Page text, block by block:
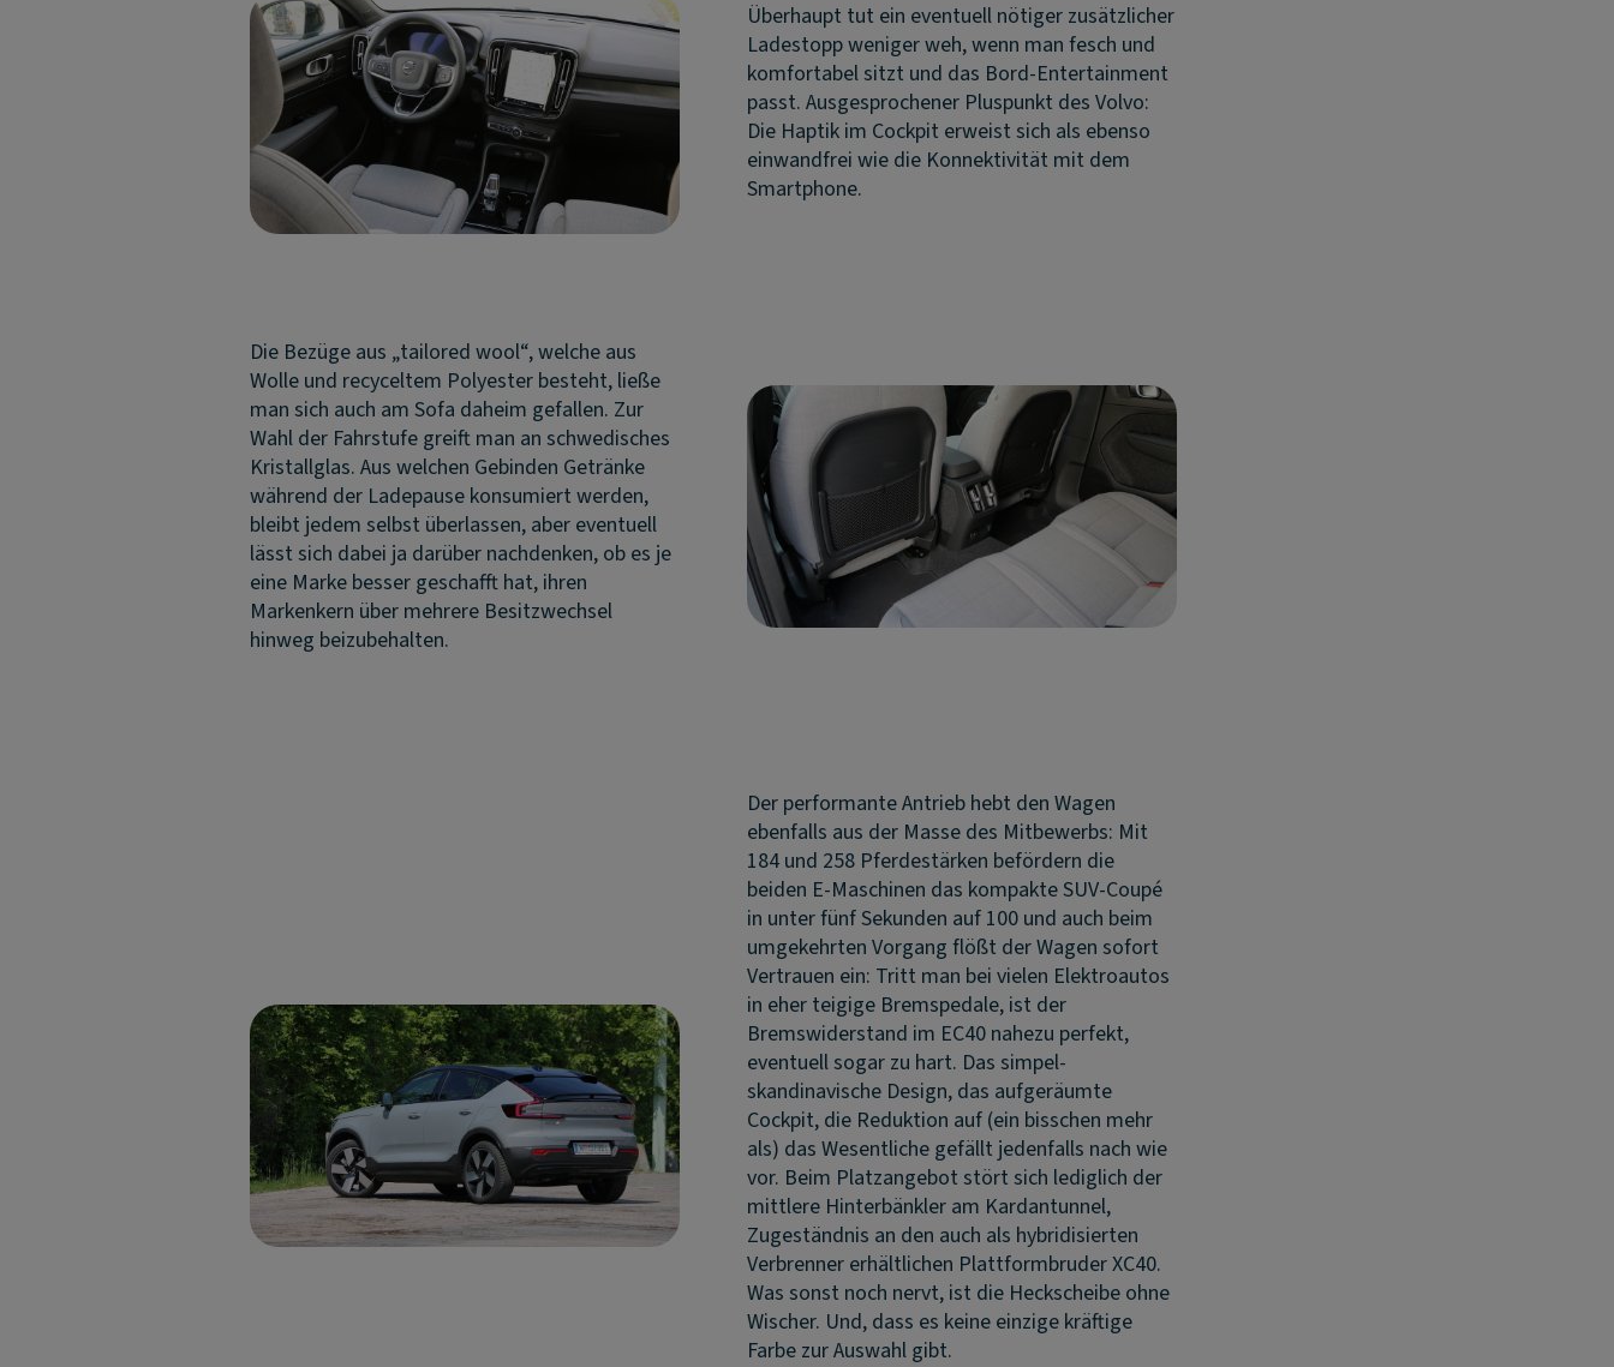
Überhaupt tut ein eventuell nötiger zusätzlicher
Ladestopp weniger weh, wenn man fesch und
komfortabel sitzt und das Bord-Entertainment
passt. Ausgesprochener Pluspunkt des Volvo:
Die Haptik im Cockpit erweist sich als ebenso
einwandfrei wie die Konnektivität mit dem
Smartphone.
Die Bezüge aus „tailored wool“, welche aus
Wolle und recyceltem Polyester besteht, ließe
man sich auch am Sofa daheim gefallen. Zur
Wahl der Fahrstufe greift man an schwedisches
Kristallglas. Aus welchen Gebinden Getränke
während der Ladepause konsumiert werden,
bleibt jedem selbst überlassen, aber eventuell
lässt sich dabei ja darüber nachdenken, ob es je
eine Marke besser geschafft hat, ihren
Markenkern über mehrere Besitzwechsel
hinweg beizubehalten.
Der performante Antrieb hebt den Wagen
ebenfalls aus der Masse des Mitbewerbs: Mit
184 und 258 Pferdestärken befördern die
beiden E-Maschinen das kompakte SUV-Coupé
in unter fünf Sekunden auf 100 und auch beim
umgekehrten Vorgang flößt der Wagen sofort
Vertrauen ein: Tritt man bei vielen Elektroautos
in eher teigige Bremspedale, ist der
Bremswiderstand im EC40 nahezu perfekt,
eventuell sogar zu hart. Das simpel-
skandinavische Design, das aufgeräumte
Cockpit, die Reduktion auf (ein bisschen mehr
als) das Wesentliche gefällt jedenfalls nach wie
vor. Beim Platzangebot stört sich lediglich der
mittlere Hinterbänkler am Kardantunnel,
Zugeständnis an den auch als hybridisierten
Verbrenner erhältlichen Plattformbruder XC40.
Was sonst noch nervt, ist die Heckscheibe ohne
Wischer. Und, dass es keine einzige kräftige
Farbe zur Auswahl gibt.